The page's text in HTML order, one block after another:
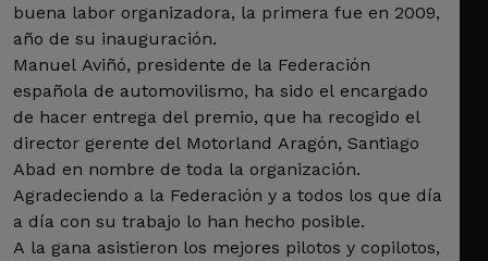
buena labor organizadora, la primera fue en 2009,
año de su inauguración.
Manuel Aviñó, presidente de la Federación
española de automovilismo, ha sido el encargado
de hacer entrega del premio, que ha recogido el
director gerente del Motorland Aragón, Santiago
Abad en nombre de toda la organización.
Agradeciendo a la Federación y a todos los que día
a día con su trabajo lo han hecho posible.
A la gana asistieron los mejores pilotos y copilotos,